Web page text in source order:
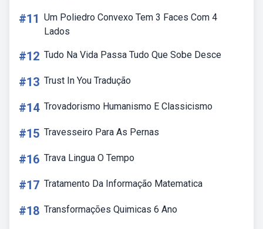
#11 Um Poliedro Convexo Tem 3 Faces Com 4
Lados
#12 Tudo Na Vida Passa Tudo Que Sobe Desce
#13 Trust In You Tradução
#14 Trovadorismo Humanismo E Classicismo
#15 Travesseiro Para As Pernas
#16 Trava Lingua O Tempo
#17 Tratamento Da Informação Matematica
#18 Transformações Quimicas 6 Ano